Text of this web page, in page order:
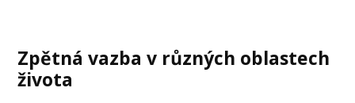
Zpětná vazba v různých oblastech
života